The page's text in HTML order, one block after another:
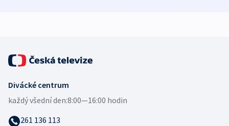
Divácké centrum
každý všední den:8:00—16:00 hodin
261 136 113